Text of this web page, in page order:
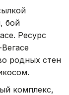
бой
Ресурс
родных стен
комплекс,